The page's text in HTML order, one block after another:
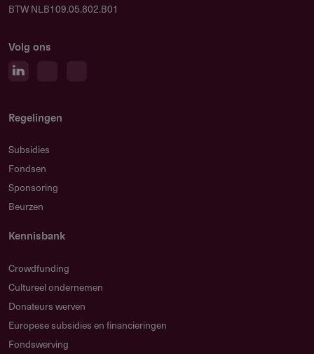
BTW NLB109.05.802.B01
Volg ons
Regelingen
Subsidies
Fondsen
Sponsoring
Beurzen
Kennisbank
Crowdfunding
Cultureel ondernemen
Donateurs werven
Europese subsidies en financieringen
Fondswerving